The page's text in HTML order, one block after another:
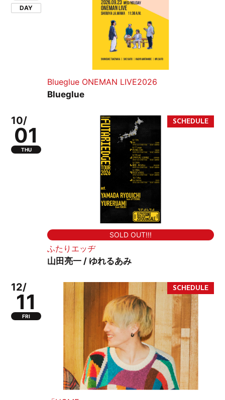
DAY
Blueglue ONEMAN LIVE2026
Blueglue
10/
01
THU
SOLD OUT!!!
ふたりエッヂ
山田亮一 / ゆれるあみ
12/
11
FRI